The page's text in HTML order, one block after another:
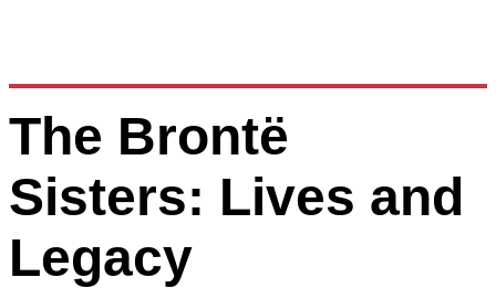
The Brontë
Sisters: Lives and
Legacy